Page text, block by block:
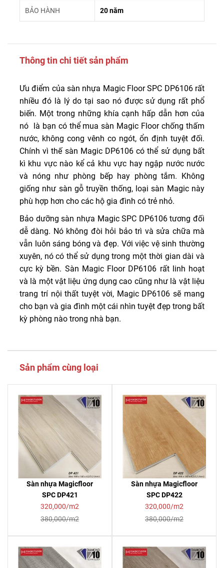
BẢO HÀNH 20 năm
Thông tin chi tiết sản phẩm
Ưu điểm của sàn nhựa Magic Floor SPC DP6106 rất
nhiều đó là lý do tại sao nó được sử dụng rất phổ
biến. Một trong những khía cạnh hấp dẫn hơn của
nó là bạn có thể mua sàn Magic Floor chống thấm
nước, không cong vênh co ngót, ổn định tuyệt đối.
Chính vì thế sàn Magic DP6106 có thể sử dụng bất
kì khu vực nào kể cả khu vực hay ngập nước nước
và nóng như phòng bếp hay phòng tắm. Không
giống như sàn gỗ truyền thống, loại sàn Magic này
phù hợp hơn cho các hộ gia đình có trẻ nhỏ.
Bảo dưỡng sàn nhựa Magic SPC DP6106 tương đối
dễ dàng. Nó không đòi hỏi bảo trì và sửa chữa mà
vẫn luôn sáng bóng và đẹp. Với việc vệ sinh thường
xuyên, nó có thể sử dụng trong một thời gian dài và
cực kỳ bền. Sàn Magic Floor DP6106 rất linh hoạt
và là một vật liệu ứng dụng cao cũng như là vật liệu
trang trí nội thất tuyệt vời, Magic DP6106 sẽ mang
cho bạn và gia đình một cái nhìn tuyệt đẹp trong bất
kỳ phòng nào trong nhà bạn.
Sản phẩm cùng loại
Sàn nhựa Magicfloor
SPC DP421
320,000/m2
380,000/m2
Sàn nhựa Magicfloor
SPC DP422
320,000/m2
380,000/m2